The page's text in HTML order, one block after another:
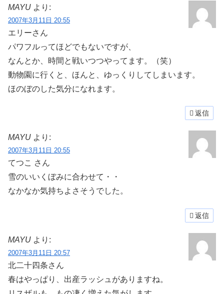
MAYU より:
2007年3月11日 20:55
エリーさん
パワフルってほどでもないですが、
なんとか、時間と戦いつつやってます。（笑）
動物園に行くと、ほんと、ゆっくりしてしまいます。
ほのぼのした気分になれます。
返信
MAYU より:
2007年3月11日 20:55
てつこ さん
雪のいいくぼみに合わせて・・
なかなか気持ちよさそうでした。
返信
MAYU より:
2007年3月11日 20:57
北二十四条さん
春はやっぱり、出産ラッシュがありますね。